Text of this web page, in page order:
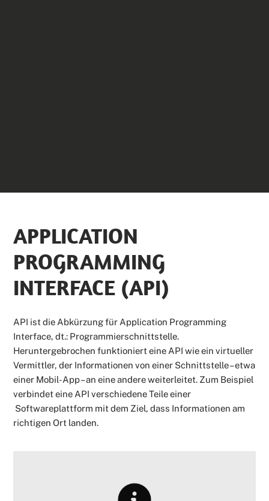
APPLICATION
PROGRAMMING
INTERFACE (API)
API ist die Abkürzung für Application Programming
Interface, dt.: Programmierschnittstelle.
Heruntergebrochen funktioniert eine API wie ein virtueller
Vermittler, der Informationen von einer Schnittstelle – etwa
einer Mobil-App – an eine andere weiterleitet. Zum Beispiel
verbindet eine API verschiedene Teile einer
Softwareplattform mit dem Ziel, dass Informationen am
richtigen Ort landen.